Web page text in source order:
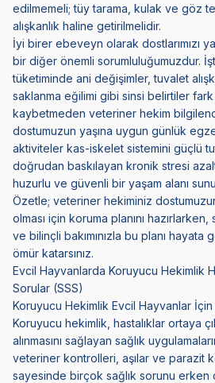
edilmemeli; tüy tarama, kulak ve göz
alışkanlık haline getirilmelidir.
İyi birer ebeveyn olarak dostlarımızı
bir diğer önemli sorumluluğumuzdur.
tüketiminde ani değişimler, tuvalet
saklanma eğilimi gibi sinsi belirtiler
kaybetmeden veteriner hekim
dostumuzun yaşına uygun günlük
aktiviteler kas-iskelet sistemini güçlü
doğrudan baskılayan kronik stresi
huzurlu ve güvenli bir yaşam alanı
Özetle; veteriner hekiminiz
olması için koruma planını
ve bilinçli bakımınızla bu planı hayata
ömür katarsınız.
Evcil Hayvanlarda Koruyucu Hekimlik
Sorular (SSS)
Koruyucu Hekimlik Evcil Hayvanlar
Koruyucu hekimlik, hastalıklar ortaya
alınmasını sağlayan sağlık
veteriner kontrolleri, aşılar ve parazit
sayesinde birçok sağlık sorunu